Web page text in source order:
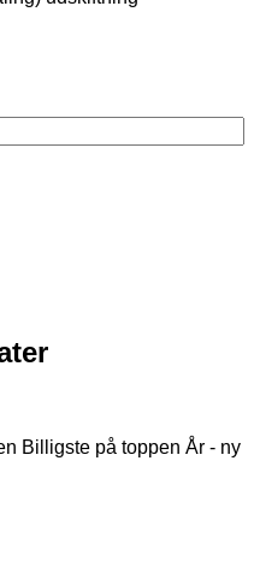
Billigste på toppen År - ny